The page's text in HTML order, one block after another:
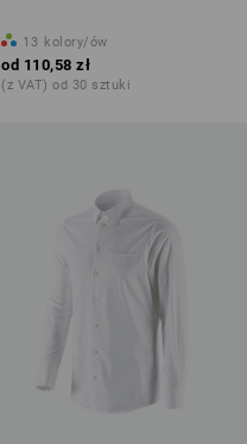
13 kolory/ów
od 110,58 zł
(z VAT) od 30 sztuki